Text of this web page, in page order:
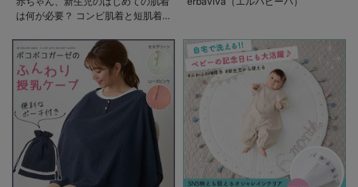
は何が必要？ コンビ肌着と短肌着